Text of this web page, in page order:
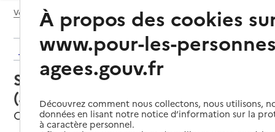
Voir le fil d’Ariane
Retour aux résultats de l'annuaire
Service autonomie à domicile
(aide) – Aide au Quotidien
Cambrai, NORD
À propos des cookies
www.pour-les-
agees.gouv.fr
Découvrez comment nous collectons, nous utilisons,
données en lisant notre notice d’information sur la
à caractère personnel.